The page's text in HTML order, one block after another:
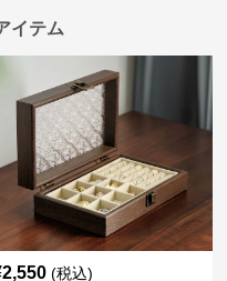
イテム
2,550 (税込)